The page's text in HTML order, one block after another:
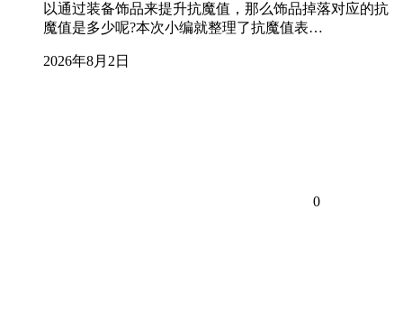
以通过装备饰品来提升抗魔值，那么饰品掉落对应的抗
魔值是多少呢?本次小编就整理了抗魔值表…
2026年8月2日
0